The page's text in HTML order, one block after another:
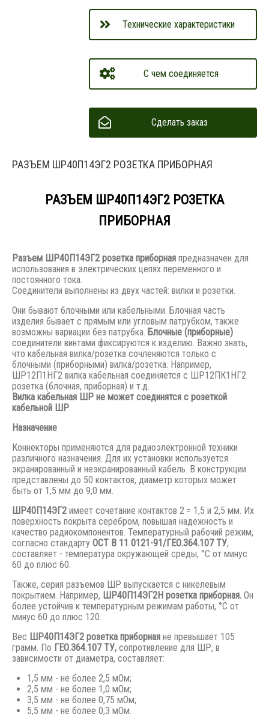
Технические характеристики
С чем соединяется
Сделать заказ
РАЗЪЕМ ШР40П14ЭГ2 РОЗЕТКА ПРИБОРНАЯ
РАЗЪЕМ ШР40П14ЭГ2 РОЗЕТКА
ПРИБОРНАЯ
Разъем ШР40П14ЭГ2 розетка приборная предназначен для
использования в электрических цепях переменного и
постоянного тока.
Соединители выполнены из двух частей: вилки и розетки.
Они бывают блочными или кабельными. Блочная часть
изделия бывает с прямым или угловым патрубком, также
возможны вариации без патрубка. Блочные (приборные)
соединители винтами фиксируются к изделию. Важно знать,
что кабельная вилка/розетка сочленяются только с
блочными (приборными) вилка/розетка. Например,
ШР12П1НГ2 вилка кабельная соединяется с ШР12ПК1НГ2
розетка (блочная, приборная) и т.д.
Вилка кабельная ШР не может соединятся с розеткой
кабельной ШР.
Назначение
Коннекторы применяются для радиоэлектронной техники
различного назначения. Для их установки используется
экранированный и неэкранированный кабель. В конструкции
представлены до 50 контактов, диаметр которых может
быть от 1,5 мм до 9,0 мм.
ШР40П14ЭГ2 имеет сочетание контактов 2 = 1,5 и 2,5 мм. Их
поверхность покрыта серебром, повышая надежность и
качество радиокомпонентов. Температурный рабочий режим,
согласно стандарту ОСТ В 11 0121-91/ГЕО.364.107 ТУ,
составляет - температура окружающей среды, °С от минус
60 до плюс 60.
Также, серия разъемов ШР выпускается с никелевым
покрытием. Например, ШР40П14ЭГ2Н розетка приборная. Он
более устойчив к температурным режимам работы, °С от
минус 60 до плюс 120.
Вес ШР40П14ЭГ2 розетка приборная не превышает 105
грамм. По ГЕО.364.107 ТУ, сопротивление для ШР, в
зависимости от диаметра, составляет:
1,5 мм - не более 2,5 мОм;
2,5 мм - не более 1,0 мОм;
3,5 мм - не более 0,75 мОм;
5,5 мм - не более 0,3 мОм.